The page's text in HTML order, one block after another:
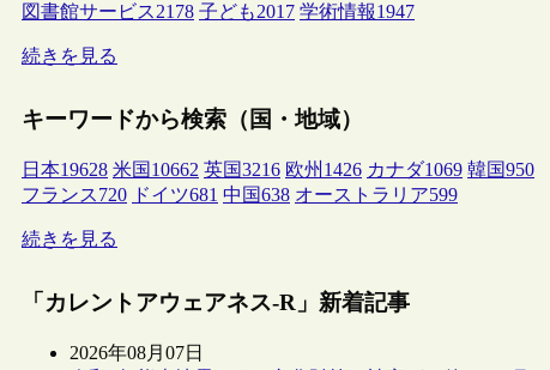
図書館サービス2178 子ども2017 学術情報1947
続きを見る
キーワードから検索（国・地域）
日本19628 米国 10662 英国3216 欧州 1426 カナダ1069 韓国950
フランス720 ドイツ681 中国638 オーストラリア599
続きを見る
「カレントアウェアネス-R」新着記事
2026年08月07日